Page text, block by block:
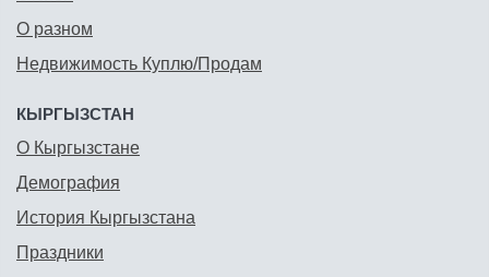
О разном
Недвижимость Куплю/Продам
КЫРГЫЗСТАН
О Кыргызстане
Демография
История Кыргызстана
Праздники